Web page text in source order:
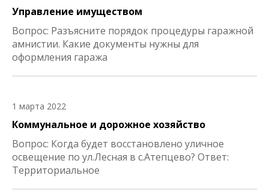
Управление имуществом
Вопрос: Разъясните порядок процедуры гаражной
амнистии. Какие документы нужны для
оформления гаража
1 марта 2022
Коммунальное и дорожное хозяйство
Вопрос: Когда будет восстановлено уличное
освещение по ул.Лесная в с.Атепцево? Ответ:
Территориальное